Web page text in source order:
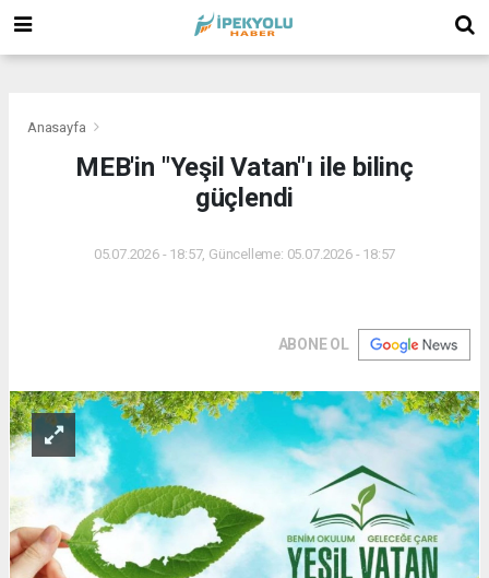
Anasayfa
MEB'in "Yeşil Vatan"ı ile bilinç
güçlendi
05.07.2026 - 18:57, Güncelleme: 05.07.2026 - 18:57
ABONE OL